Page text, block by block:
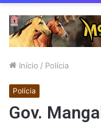
Início / Polícia
Polícia
Gov.